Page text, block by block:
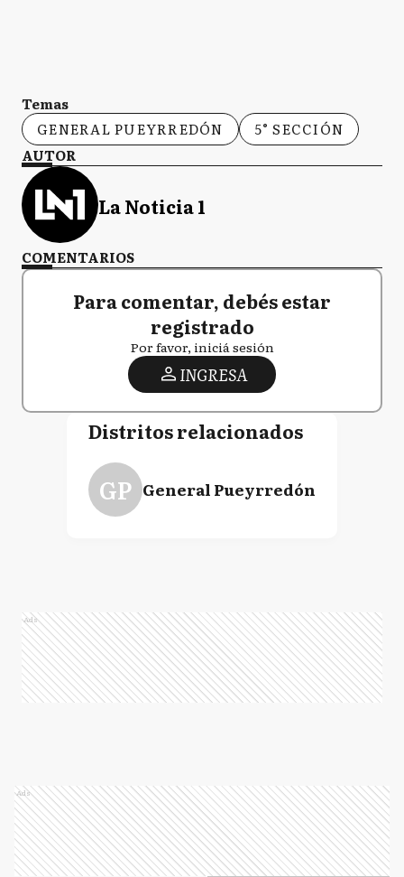
Temas
GENERAL PUEYRREDÓN
5° SECCIÓN
AUTOR
La Noticia 1
COMENTARIOS
Para comentar, debés estar
registrado
Por favor, iniciá sesión
INGRESA
Distritos relacionados
GP General Pueyrredón
Ads
Ads